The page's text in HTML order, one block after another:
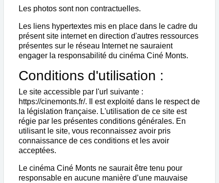
Les photos sont non contractuelles.
Les liens hypertextes mis en place dans le cadre du
présent site internet en direction d'autres ressources
présentes sur le réseau Internet ne sauraient
engager la responsabilité du cinéma Ciné Monts.
Conditions d'utilisation :
Le site accessible par l'url suivante :
https://cinemonts.fr/. Il est exploité dans le respect de
la législation française. L'utilisation de ce site est
régie par les présentes conditions générales. En
utilisant le site, vous reconnaissez avoir pris
connaissance de ces conditions et les avoir
acceptées.
Le cinéma Ciné Monts ne saurait être tenu pour
responsable en aucune manière d’une mauvaise